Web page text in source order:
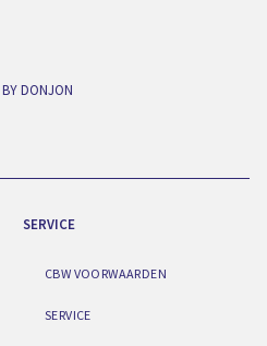
BY DONJON
SERVICE
CBW VOORWAARDEN
SERVICE